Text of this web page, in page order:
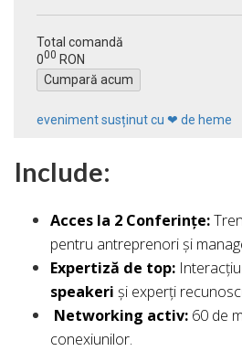
Total comandă
000 RON
Cumpară acum
eveniment susținut cu ❤ de heme
Include:
Acces la 2 Conferințe:
pentru antreprenori și
Expertiză de top:
speakeri și experți
Networking activ: 60 de
conexiunilor.